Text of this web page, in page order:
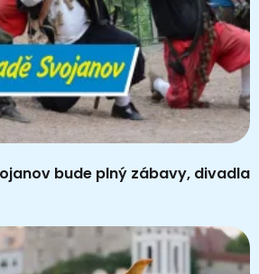
bude plný zábavy, divadla